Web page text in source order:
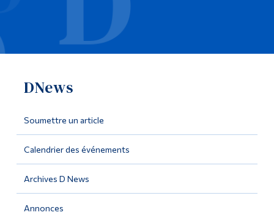
DNews
Soumettre un article
Calendrier des événements
Archives D News
Annonces
Omnivox
Outils